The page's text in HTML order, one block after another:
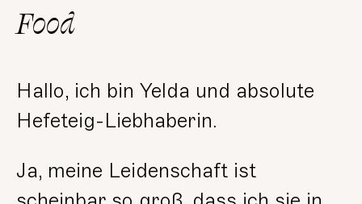
Food
Hallo, ich bin Yelda und absolute
Hefeteig-Liebhaberin.
Ja, meine Leidenschaft ist